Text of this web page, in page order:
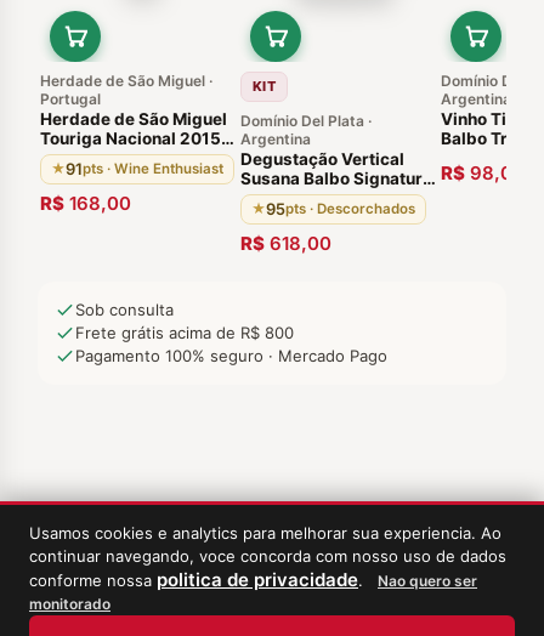
Herdade de São Miguel ·
Portugal
Herdade de São Miguel
Touriga Nacional 2015
Vinho Portugês Alentejo
★91pts · Wine Enthusiast
R$ 168,00
KIT
Domínio Del Plata ·
Argentina
Degustação Vertical
Susana Balbo Signature
Brioso 03 Garrafas 95
pontos Região Agrelo,
Luján de Cuyo Agentina
★95pts · Descorchados
R$ 618,00
Domínio Del
Argentina
Vinho Tinto
Balbo
R$ 98,00
Sob consulta
Frete grátis acima de R$ 800
Pagamento 100% seguro · Mercado Pago
Usamos cookies e analytics para melhorar sua experiencia. Ao
continuar navegando, voce concorda com nosso uso de dados
conforme nossa politica de privacidade.
Nao quero ser
monitorado
‹ Meus Vinhos